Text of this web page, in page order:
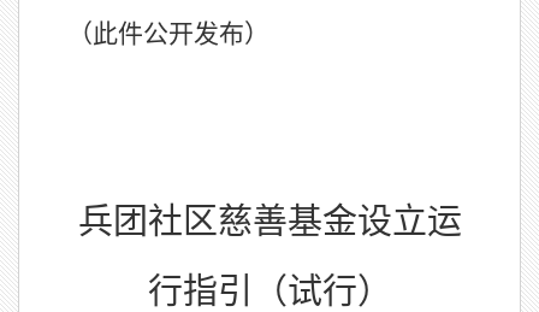
（此件公开发布）
兵团 社区慈善基金设立运
行指引
（试行）